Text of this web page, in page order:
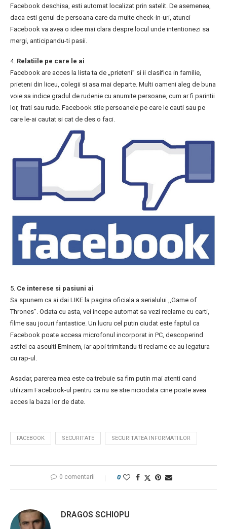
Facebook deschisa, esti automat localizat prin satelit. De asemenea,
daca esti genul de persoana care da multe check-in-uri, atunci
Facebook va avea o idee mai clara despre locul unde intentionezi sa
mergi, anticipandu-ti pasii.
4. Relatiile pe care le ai
Facebook are acces la lista ta de „prieteni” si ii clasifica in familie,
prieteni din liceu, colegii si asa mai departe. Multi oameni aleg de buna
voie sa indice gradul de rudenie cu anumite persoane, cum ar fi parintii
lor, frati sau rude. Facebook stie persoanele pe care le cauti sau pe
care le-ai cautat si cat de des o faci.
5. Ce interese si pasiuni ai
Sa spunem ca ai dai LIKE la pagina oficiala a serialului ,,Game of
Thrones”. Odata cu asta, vei incepe automat sa vezi reclame cu carti,
filme sau jocuri fantastice. Un lucru cel putin ciudat este faptul ca
Facebook poate accesa microfonul incorporat in PC, descoperind
astfel ca asculti Eminem, iar apoi trimitandu-ti reclame ce au legatura
cu rap-ul.
Asadar, parerea mea este ca trebuie sa fim putin mai atenti cand
utilizam Facebook-ul pentru ca nu se stie niciodata cine poate avea
acces la baza lor de date.
FACEBOOK SECURITATE SECURITATEA INFORMATIILOR
0 comentarii 0
DRAGOS SCHIOPU